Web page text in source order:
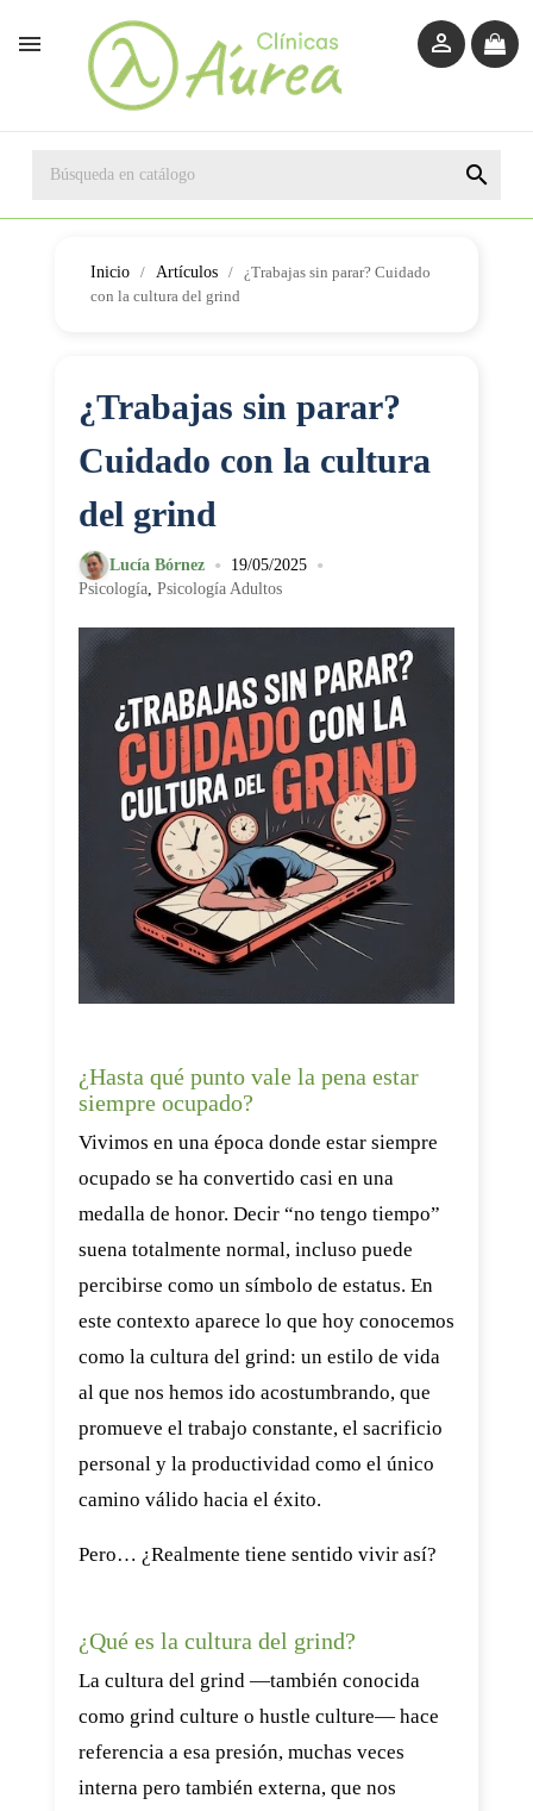
 

Inicio Artículos
¿Trabajas sin parar? Cuidado
con la cultura del grind
¿Trabajas sin parar?
Cuidado con la cultura
del grind
Lucía Bórnez • 19/05/2025 •
Psicología, Psicología Adultos
¿Hasta qué punto vale la pena estar
siempre ocupado?
Vivimos en una época donde estar siempre
ocupado se ha convertido casi en una
medalla de honor. Decir “no tengo tiempo”
suena totalmente normal, incluso puede
percibirse como un símbolo de estatus. En
este contexto aparece lo que hoy conocemos
como la cultura del grind: un estilo de vida
al que nos hemos ido acostumbrando, que
promueve el trabajo constante, el sacrificio
personal y la productividad como el único
camino válido hacia el éxito.
Pero… ¿Realmente tiene sentido vivir así?
¿Qué es la cultura del grind?
La cultura del grind —también conocida
como grind culture o hustle culture— hace
referencia a esa presión, muchas veces
interna pero también externa, que nos